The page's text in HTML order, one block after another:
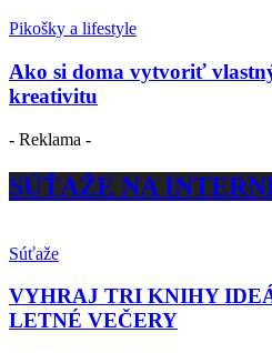
Pikošky a lifestyle
Ako si doma vytvoriť
kreativitu
- Reklama -
SÚŤAŽE NA
Súťaže
VYHRAJ TRI KNIHY
LETNÉ VEČERY